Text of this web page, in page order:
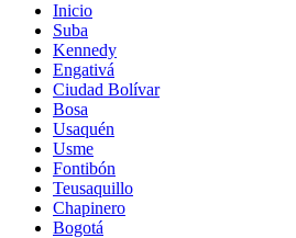
Inicio
Suba
Kennedy
Engativá
Ciudad Bolívar
Bosa
Usaquén
Usme
Fontibón
Teusaquillo
Chapinero
Bogotá